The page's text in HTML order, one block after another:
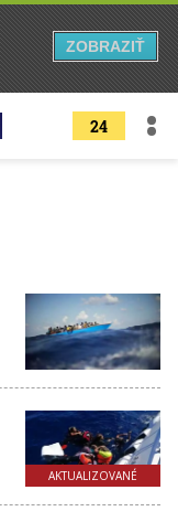
24
AKTUALIZOVANÉ
ZOBRAZIŤ